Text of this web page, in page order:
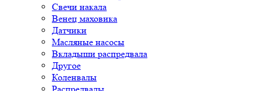
Свечи накала
Венец маховика
Датчики
Масляные насосы
Вкладыши распредвала
Другое
Коленвалы